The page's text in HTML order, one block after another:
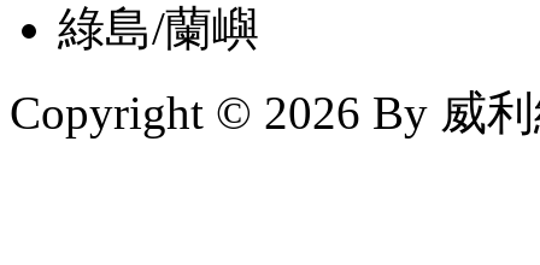
綠島/蘭嶼
Copyright © 2026 By 威